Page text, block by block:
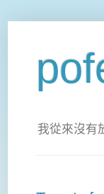
我從來沒有